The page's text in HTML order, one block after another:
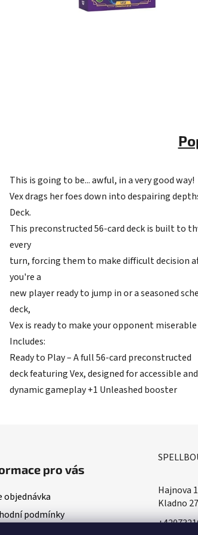
This is going to be... awful, in a very good way!
Vex drags her foes down into despairing
Deck.
This preconstructed 56-card deck is built to
every
turn, forcing them to make difficult decision
you're a
new player ready to jump in or a seasoned
deck,
Vex is ready to make your opponent
Includes:
Ready to Play – A full 56-card preconstructed
deck featuring Vex, designed for accessible and
dynamic gameplay +1 Unleashed booster
pro vás
objednávka
podmínky
Hajnova
Kladno